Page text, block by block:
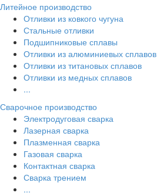
Литейное производство
Отливки из ковкого чугуна
Стальные отливки
Подшипниковые сплавы
Отливки из алюминиевых сплавов
Отливки из титановых сплавов
Отливки из медных сплавов
...
Сварочное производство
Электродуговая сварка
Лазерная сварка
Плазменная сварка
Газовая сварка
Контактная сварка
Сварка трением
...